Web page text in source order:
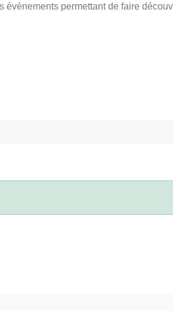
évènements permettant de faire